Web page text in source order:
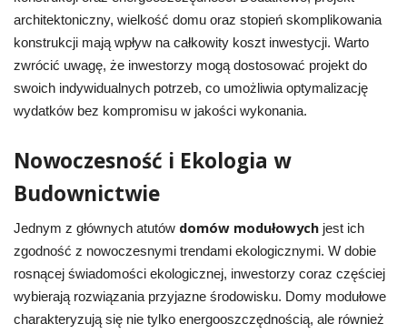
architektoniczny, wielkość domu oraz stopień skomplikowania
konstrukcji mają wpływ na całkowity koszt inwestycji. Warto
zwrócić uwagę, że inwestorzy mogą dostosować projekt do
swoich indywidualnych potrzeb, co umożliwia optymalizację
wydatków bez kompromisu w jakości wykonania.
Nowoczesność i Ekologia w
Budownictwie
Jednym z głównych atutów domów modułowychjest ich
zgodność z nowoczesnymi trendami ekologicznymi. W dobie
rosnącej świadomości ekologicznej, inwestorzy coraz częściej
wybierają rozwiązania przyjazne środowisku. Domy modułowe
charakteryzują się nie tylko energooszczędnością, ale również